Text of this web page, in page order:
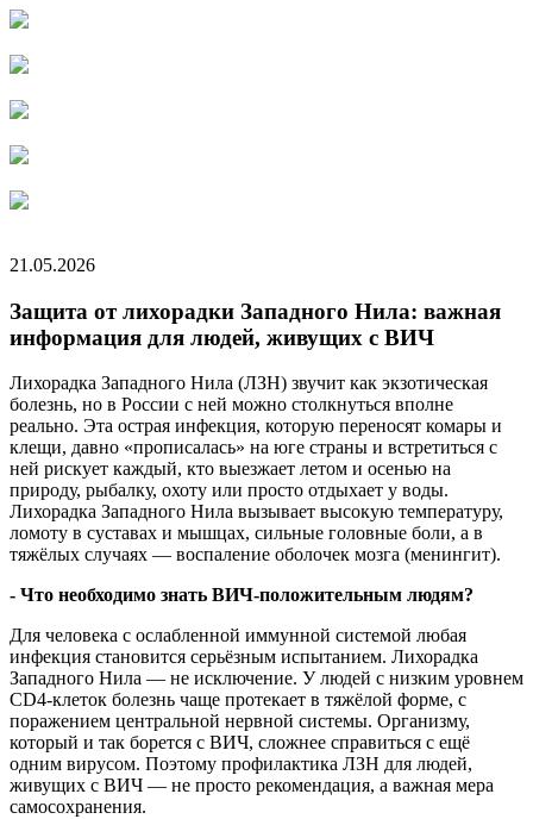
21.05.2026
Защита от лихорадки Западного Нила: важная
информация для людей, живущих с ВИЧ
Лихорадка Западного Нила (ЛЗН) звучит как экзотическая
болезнь, но в России с ней можно столкнуться вполне
реально. Эта острая инфекция, которую переносят комары и
клещи, давно «прописалась» на юге страны и встретиться с
ней рискует каждый, кто выезжает летом и осенью на
природу, рыбалку, охоту или просто отдыхает у воды.
Лихорадка Западного Нила вызывает высокую температуру,
ломоту в суставах и мышцах, сильные головные боли, а в
тяжёлых случаях — воспаление оболочек мозга (менингит).
- Что необходимо знать ВИЧ-положительным людям?
Для человека с ослабленной иммунной системой любая
инфекция становится серьёзным испытанием. Лихорадка
Западного Нила — не исключение. У людей с низким уровнем
CD4-клеток болезнь чаще протекает в тяжёлой форме, с
поражением центральной нервной системы. Организму,
который и так борется с ВИЧ, сложнее справиться с ещё
одним вирусом. Поэтому профилактика ЛЗН для людей,
живущих с ВИЧ — не просто рекомендация, а важная мера
самосохранения.